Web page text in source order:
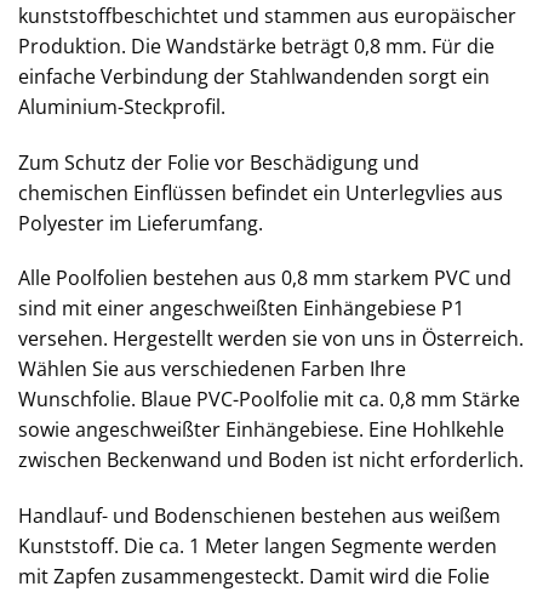
kunststoffbeschichtet und stammen aus europäischer
Produktion. Die Wandstärke beträgt 0,8 mm. Für die
einfache Verbindung der Stahlwandenden sorgt ein
Aluminium-Steckprofil.
Zum Schutz der Folie vor Beschädigung und
chemischen Einflüssen befindet ein Unterlegvlies aus
Polyester im Lieferumfang.
Alle Poolfolien bestehen aus 0,8 mm starkem PVC und
sind mit einer angeschweißten Einhängebiese P1
versehen. Hergestellt werden sie von uns in Österreich.
Wählen Sie aus verschiedenen Farben Ihre
Wunschfolie. Blaue PVC-Poolfolie mit ca. 0,8 mm Stärke
sowie angeschweißter Einhängebiese. Eine Hohlkehle
zwischen Beckenwand und Boden ist nicht erforderlich.
Handlauf- und Bodenschienen bestehen aus weißem
Kunststoff. Die ca. 1 Meter langen Segmente werden
mit Zapfen zusammengesteckt. Damit wird die Folie